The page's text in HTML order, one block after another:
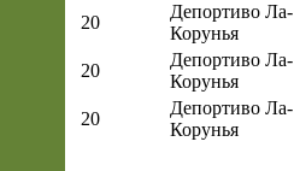
20
Депортиво Ла-
Корунья
20
Депортиво Ла-
Корунья
20
Депортиво Ла-
Корунья